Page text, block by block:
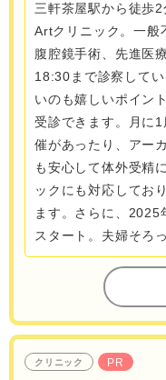
三軒茶屋駅から徒歩
Artクリニック。一般
腹腔鏡手術、先進医
18:30まで診察して
いのも嬉しいポイン
受診できます。月に
催があったり、アー
も安心して体外受精
ックにも対応してお
ます。さらに、2025
スタート。夫婦そろ
クリニック PR